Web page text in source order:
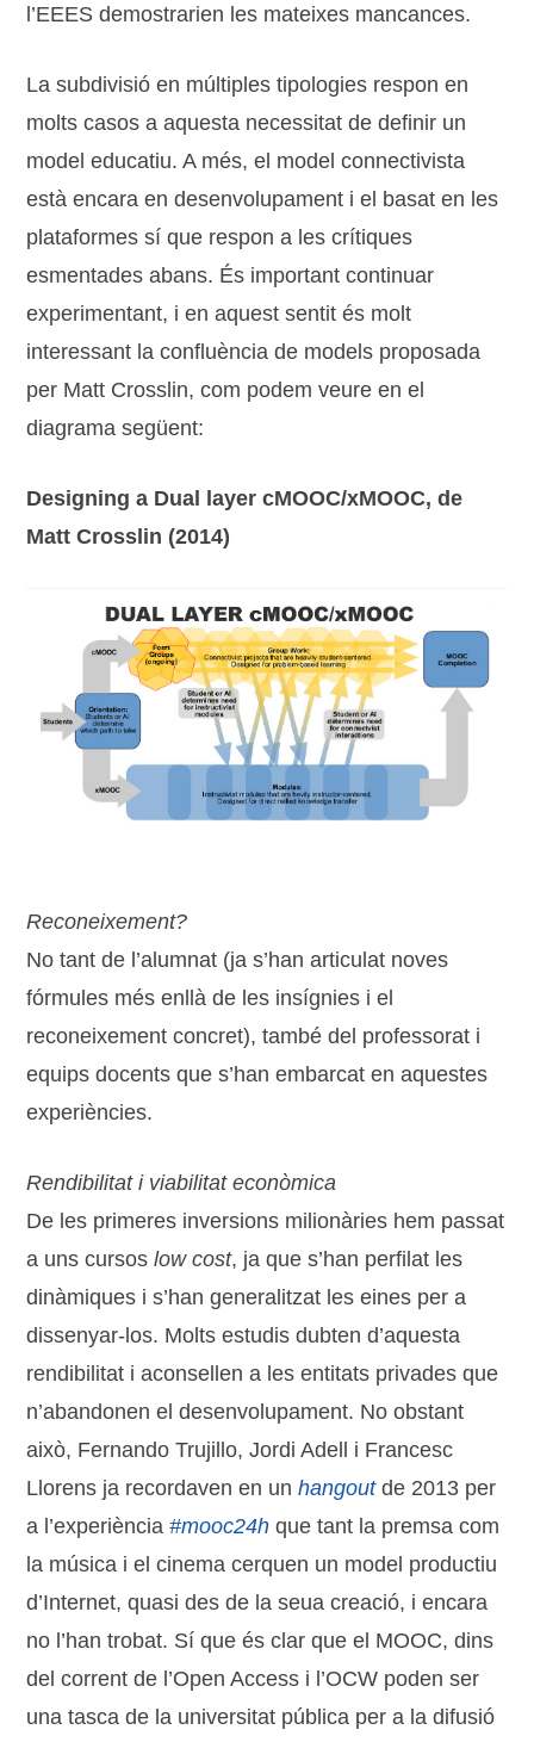
l’EEES demostrarien les mateixes mancances.
La subdivisió en múltiples tipologies respon en
molts casos a aquesta necessitat de definir un
model educatiu. A més, el model connectivista
està encara en desenvolupament i el basat en les
plataformes sí que respon a les crítiques
esmentades abans. És important continuar
experimentant, i en aquest sentit és molt
interessant la confluència de models proposada
per Matt Crosslin, com podem veure en el
diagrama següent:
Designing a Dual layer cMOOC/xMOOC, de
Matt Crosslin (2014)
Reconeixement?
No tant de l’alumnat (ja s’han articulat noves
fórmules més enllà de les insígnies i el
reconeixement concret), també del professorat i
equips docents que s’han embarcat en aquestes
experiències.
Rendibilitat i viabilitat econòmica
De les primeres inversions milionàries hem passat
a uns cursoslow cost, ja que s’han perfilat les
dinàmiques i s’han generalitzat les eines per a
dissenyar-los. Molts estudis dubten d’aquesta
rendibilitat i aconsellen a les entitats privades que
n’abandonen el desenvolupament. No obstant
això, Fernando Trujillo, Jordi Adell i Francesc
Llorens ja recordaven en unhangoutde 2013 per
a l’experiència#mooc24h que tant la premsa com
la música i el cinema cerquen un model productiu
d’Internet, quasi des de la seua creació, i encara
no l’han trobat. Sí que és clar que el MOOC, dins
del corrent de l’Open Access i l’OCW poden ser
una tasca de la universitat pública per a la difusió